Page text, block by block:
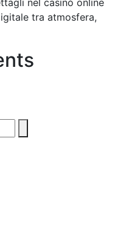
nel casinò online
tra atmosfera,